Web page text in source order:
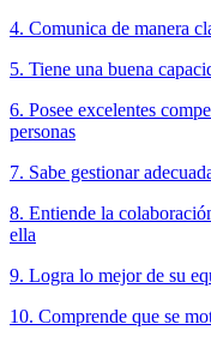
4. Comunica de manera
5. Tiene una buena
6. Posee excelentes
personas
7. Sabe gestionar
8. Entiende la
ella
9. Logra lo mejor de su
10. Comprende que se